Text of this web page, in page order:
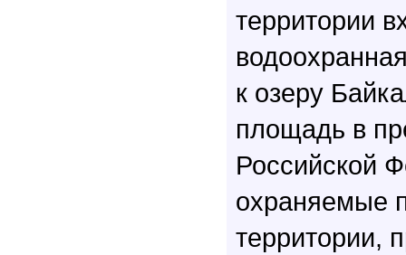
территории
к озеру
площадь в
Российской
охраняемые
территории,